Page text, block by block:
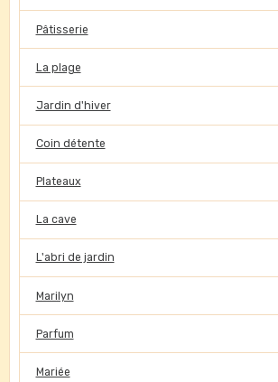
Pâtisserie
La plage
Jardin d'hiver
Coin détente
Plateaux
La cave
L'abri de jardin
Marilyn
Parfum
Mariée